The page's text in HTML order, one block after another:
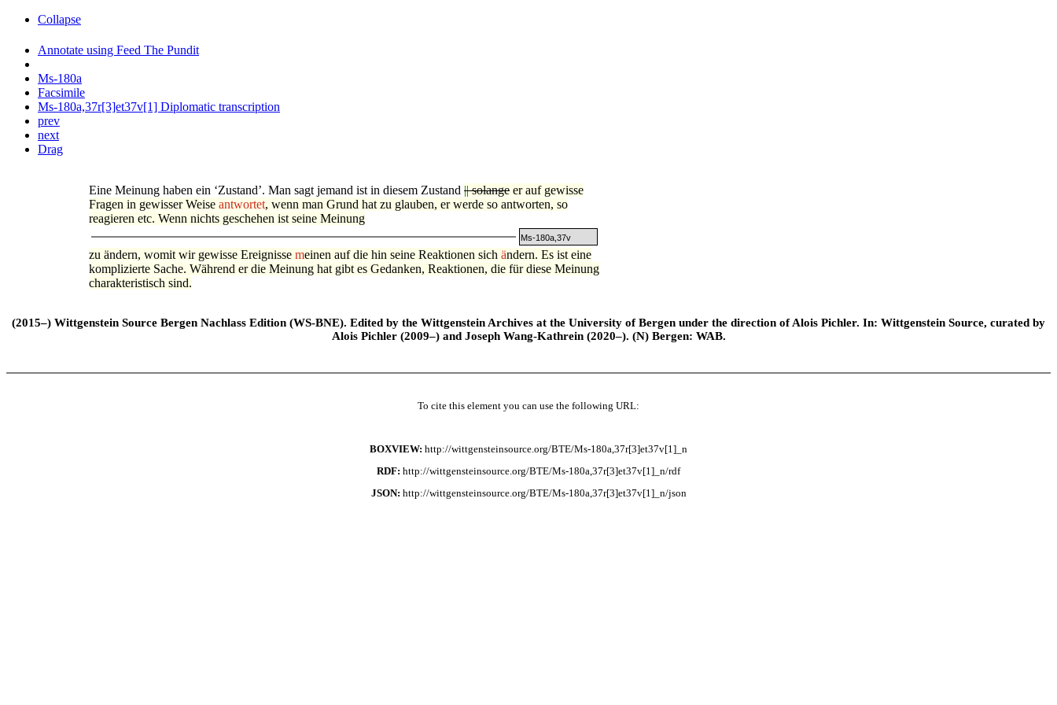
Collapse
Annotate using Feed The Pundit
Ms-180a
Facsimile
Ms-180a,37r[3]et37v[1] Diplomatic transcription
prev
next
Drag
Eine Meinung haben ein ‘Zustand’. Man sagt jemand ist in diesem Zustand ||solange er auf gewisse
Fragen in gewisser Weise antwortet, wenn man Grund hat zu glauben, er werde so antworten, so
reagieren etc. Wenn nichts geschehen ist seine Meinung
Ms-180a,37v
zu ändern, womit wir gewisse Ereignisse meinen auf die hin seine Reaktionen sich ändern. Es ist eine
komplizierte Sache. Während er die Meinung hat gibt es Gedanken, Reaktionen, die für diese Meinung
charakteristisch sind.
(2015–) Wittgenstein Source Bergen Nachlass Edition (WS-BNE). Edited by the Wittgenstein Archives at the University of Bergen under the direction of Alois Pichler. In: Wittgenstein Source, curated by
Alois Pichler (2009–) and Joseph Wang-Kathrein (2020–). (N) Bergen: WAB.
To cite this element you can use the following URL:
BOXVIEW: http://wittgensteinsource.org/BTE/Ms-180a,37r[3]et37v[1]_n
RDF: http://wittgensteinsource.org/BTE/Ms-180a,37r[3]et37v[1]_n/rdf
JSON: http://wittgensteinsource.org/BTE/Ms-180a,37r[3]et37v[1]_n/json